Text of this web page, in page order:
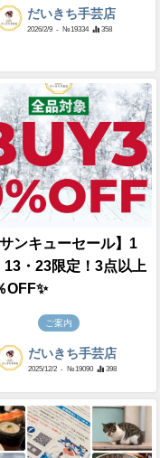
だいきち手芸店
2026/2/9 - №19334 358
ンキューセール】1
13・23限定！3点以上
OFF✨
ご案内
だいきち手芸店
2025/12/2 - №19090 398